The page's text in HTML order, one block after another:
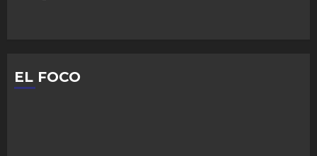
EL FOCO